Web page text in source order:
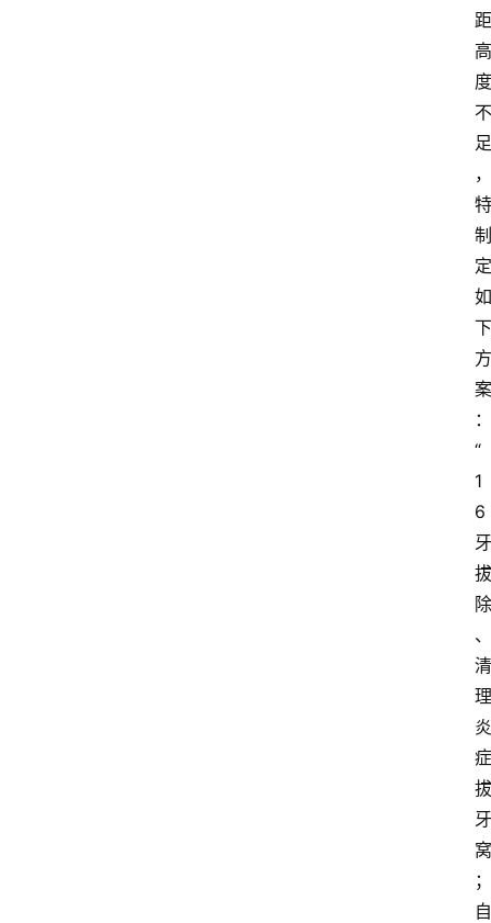
距
高
度
不
足
，
特
制
定
如
下
方
案
：
“
1
6
牙
拔
除
、
清
理
炎
症
拔
牙
窝
；
自